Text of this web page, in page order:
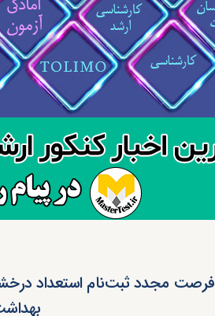
فرصت مجدد ثبت‌نام استعداد
بهداشت